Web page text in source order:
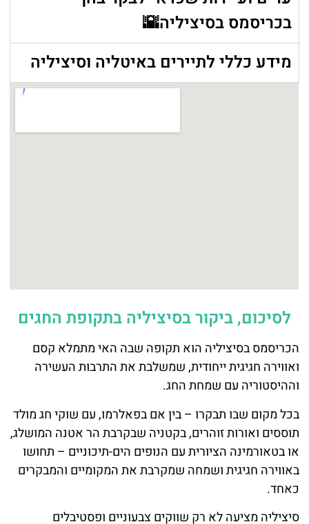
בכריסמס בסיציליה🌇
מידע כללי לתיירים באיטליה וסיציליה
לסיכום,ביקור בסיציליה בתקופת החגים
הכריסמס בסיציליה הוא תקופה שבה האי מתמלא קסם
ואווירה חגיגית ייחודית, שמשלבת את התרבות העשירה
וההיסטוריה עם שמחת החג.
בכל מקום שבו תבקרו – בין אם בפאלרמו, עם שוקי חג מולד
תוססים ואורות זוהרים, בקטניה שבקרבת הר אטנה המושלג,
או בטאורמינה הציורית עם הנופים הים-תיכוניים – תחושו
באווירה חגיגית ושמחה שמקרבת את המקומיים והמבקרים
כאחד.
סיציליה מציעה לא רק שווקים צבעוניים ופסטיבלים